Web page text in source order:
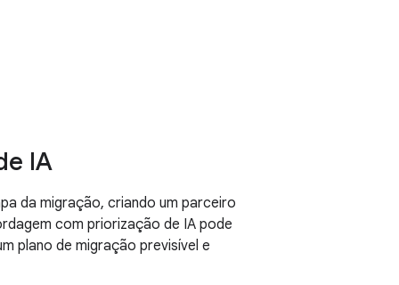
IA
da migração, criando um parceiro
com priorização de IA pode
plano de migração previsível e